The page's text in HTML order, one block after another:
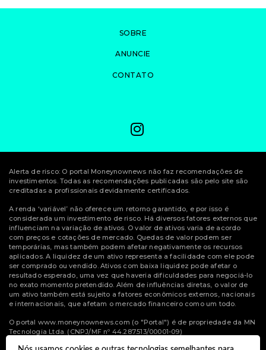
SOBRE
ANUNCIE
CONTATO
Alerta de risco: O portal Moneynownews não faz recomendações de
investimentos. Todas as recomendações publicadas são pelo site são
creditadas a profissionais devidamente certificados.
A renda ‘variável’ não oferece um retorno garantido, e por isso é
considerada um investimento de risco. Há diversos fatores externos que
influenciam na variação de ativos. O valor de ativos varia de acordo
com preços e cotações de mercado. Quedas de valor podem ser
temporárias, mas também podem afetar negativamente os recursos
aplicados. A liquidez de um ativo representa a facilidade com ele pode
ser comprado ou vendido. Ativos com baixa liquidez pode afetar o
resultado esperado, uma vez que haveria dificuldades para negociá-lo
no exato momento pretendido. Além de influências diretas, o valor de
um ativo também está sujeito a fatores econômicos externos, nacionais
e internacionais, que afetam o mercado financeiro como um todo.
O portal www.moneynownews.com (o "Portal") é de propriedade da MN
Tecnologia Ltda. (CNPJ/MF nº 44.287.513/00001-09)